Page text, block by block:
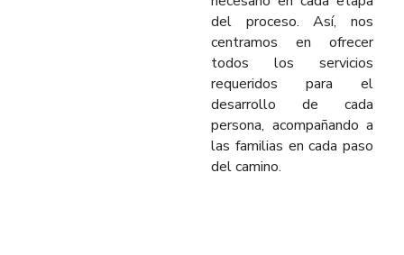
del proceso. Así, nos
centramos en ofrecer
todos los servicios
requeridos para el
desarrollo de cada
persona, acompañando a
las familias en cada paso
del camino.